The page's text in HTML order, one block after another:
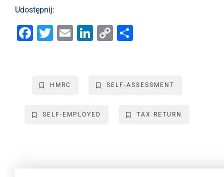
Udostępnij:
F
e
o
T
er
E
Li
e
n
C
y
e
HMRC SELF-ASSESSMENT
SELF-EMPLOYED TAX RETURN